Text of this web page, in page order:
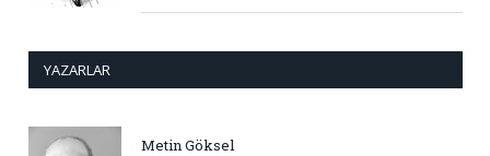
YAZARLAR
Metin Göksel